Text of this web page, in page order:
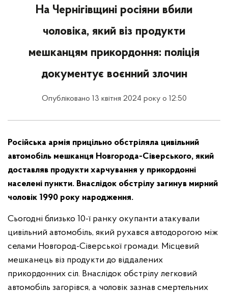
На Чернігівщині росіяни вбили
чоловіка, який віз продукти
мешканцям прикордоння: поліція
документує воєнний злочин
Опубліковано 13 квітня 2024 року о 12:50
Російська армія прицільно обстріляла цивільний
автомобіль мешканця Новгорода-Сіверського, який
доставляв продукти харчування у прикордонні
населені пункти. Внаслідок обстрілу загинув мирний
чоловік 1990 року народження.
Сьогодні близько 10-ї ранку окупанти атакували
цивільний автомобіль, який рухався автодорогою між
селами Новгород-Сіверської громади. Місцевий
мешканець віз продукти до віддалених
прикордонних сіл. Внаслідок обстрілу легковий
автомобіль загорівся, а чоловік зазнав смертельних